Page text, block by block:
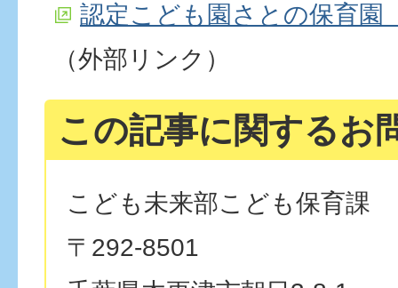
認定こども園さとの保育園
（外部リンク）
この記事に関するお
こども未来部こども保育課
〒292-8501